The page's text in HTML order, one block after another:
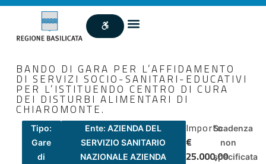
BANDO DI GARA PER L’AFFIDAMENTO
DI SERVIZI SOCIO-SANITARI-EDUCATIVI
PER L’ISTITUENDO CENTRO DI CURA
DEI DISTURBI ALIMENTARI DI
CHIAROMONTE.
Tipo:
Gare
di
Ente: AZIENDA DEL
SERVIZIO SANITARIO
NAZIONALE AZIENDA
Importo
€
25.000,00
Scadenza
non
specificata